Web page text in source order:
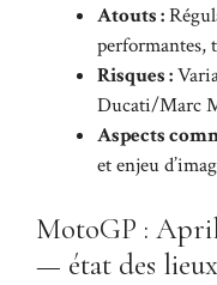
Atouts :
performantes,
Risques :
Ducati/Marc
Aspects
et enjeu
MotoGP :
— état des